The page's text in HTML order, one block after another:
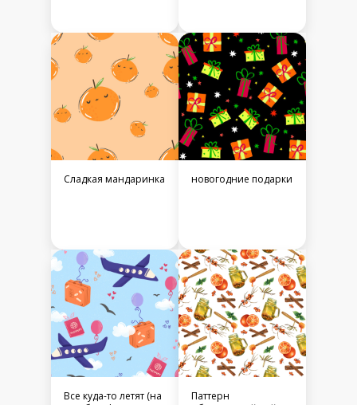
Сладкая мандаринка новогодние подарки
Все куда-то летят (на
Паттерн